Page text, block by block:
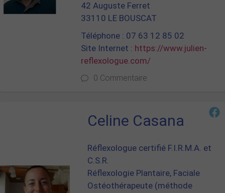
42 Auguste Ferret
33110 LE BOUSCAT
Téléphone : 07 63 12 85 02
Site Internet : https://www.julien-
reflexologue.com/
0 Commentaire
Celine Casana
Réflexologue certifié F.I.R.M.A. et
C.S.R.
Réflexologie Plantaire, Faciale
Ostéothérapeute (méthode